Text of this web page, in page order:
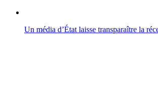
Un média d’État laisse transparaître la